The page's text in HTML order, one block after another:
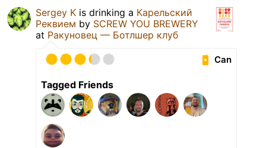
Sergey K is drinking a Карельский
Реквием by SCREW YOU BREWERY
at Ракуновец — Ботлшер клуб
Can
Tagged Friends